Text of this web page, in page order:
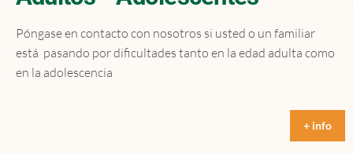
Póngase en contacto con nosotros si usted o un familiar
está pasando por dificultades tanto en la edad adulta como
en la adolescencia
+ info